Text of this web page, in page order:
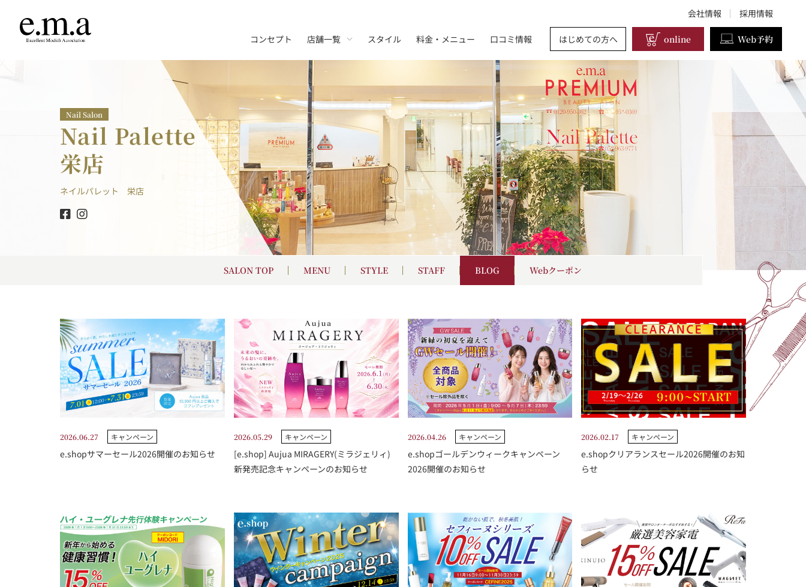
コンセプト 店舗一覧 スタイル 料金・メニュー 口コミ情報
会社情報 採用情報
はじめての方へ online Web予約
Nail Salon
Nail Palette
栄店
ネイルパレット 栄店
SALON TOP MENU STYLE STAFF BLOG Webクーポン
2026.06.27 キャンペーン
e.shopサマーセール2026開催のお知らせ
2026.05.29 キャンペーン
[e.shop] Aujua MIRAGERY(ミラジェリィ)
新発売記念キャンペーンのお知らせ
2026.04.26 キャンペーン
e.shopゴールデンウィークキャンペーン
2026開催のお知らせ
2026.02.17 キャンペーン
e.shopクリアランスセール2026開催のお知
らせ